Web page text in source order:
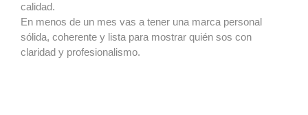
calidad.
En menos de un mes vas a tener una marca personal
sólida, coherente y lista para mostrar quién sos con
claridad y profesionalismo.